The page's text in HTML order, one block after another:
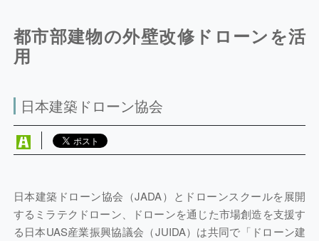
都市部建物の外壁改修ドローンを活
用
日本建築ドローン協会
日本建築ドローン協会（JADA）とドローンスクールを展開
するミラテクドローン、ドローンを通じた市場創造を支援す
る日本UAS産業振興協議会（JUIDA）は共同で「ドローン建